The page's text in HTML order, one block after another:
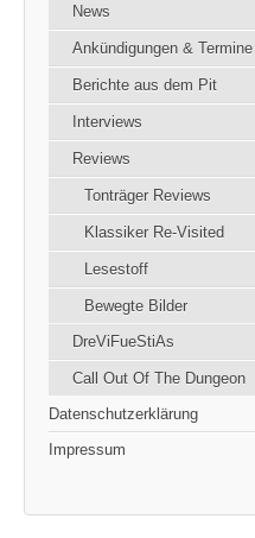
News
Ankündigungen & Termine
Berichte aus dem Pit
Interviews
Reviews
Tonträger Reviews
Klassiker Re-Visited
Lesestoff
Bewegte Bilder
DreViFueStiAs
Call Out Of The Dungeon
Datenschutzerklärung
Impressum